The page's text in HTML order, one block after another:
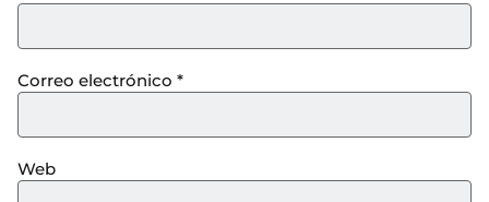
Correo electrónico *
Web